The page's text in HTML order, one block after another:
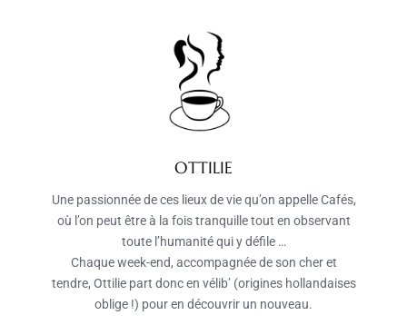
OTTILIE
Une passionnée de ces lieux de vie qu’on appelle Cafés,
où l’on peut être à la fois tranquille tout en observant
toute l’humanité qui y défile …
Chaque week-end, accompagnée de son cher et
tendre, Ottilie part donc en vélib’ (origines hollandaises
oblige !) pour en découvrir un nouveau.